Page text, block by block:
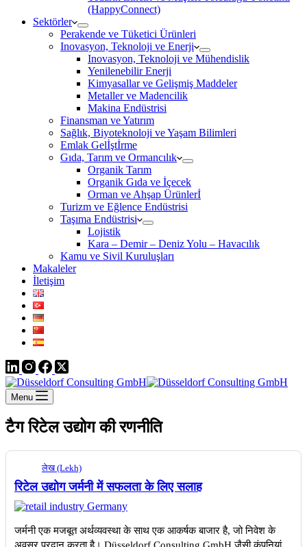
(HappyConnect)
Sektörler
Perakende ve Tüketici Ürünleri
Inovasyon, Teknoloji ve Enerji
Inovasyon, Teknoloji ve Mühendislik
Yenilenebilir Enerji
Kimyasallar ve Gelişmiş Maddeler
Metaller ve Madencilik
Makina Endüstrisi
Finansman ve Yatırım
Sağlık, Biyoteknoloji ve Yaşam Bilimleri
Emlak Gelİştİrme
Gıda, Tarım ve Ormancılık
Organik Tarım
Organik Gıda ve İçecek
Orman ve Ahşap Ürünlerİ
Turizm ve Eğlence Endüstrisi
Taşıma Endüstrisi
Lojistik
Kara – Demir – Deniz Yolu – Havacılık
Kamu ve Sivil Kuruluşları
Makaleler
İletişim
Menu
टैगरिटेल उद्योग की रणनीति
लेख (Lekh)
रिटेल उद्योग जर्मनी में सफलता के लिए सलाह
जर्मनी एक मजबूत अर्थव्यवस्था के साथ एक आकर्षक बाजार है, जो निवेश के
अवसर प्रदान करता है। Düsseldorf Consulting GmbH जैसी कंपनियां